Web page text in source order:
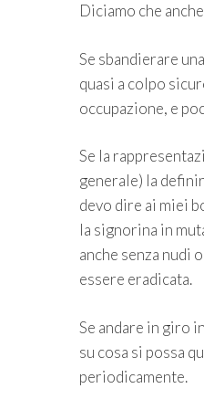
Diciamo che
Se sbandierare
quasi a colpo
occupazione, e
Se la
generale) la
devo dire ai miei
la signorina in
anche senza nudi
essere eradicata.
Se andare in giro
su cosa si possa
periodicamente.